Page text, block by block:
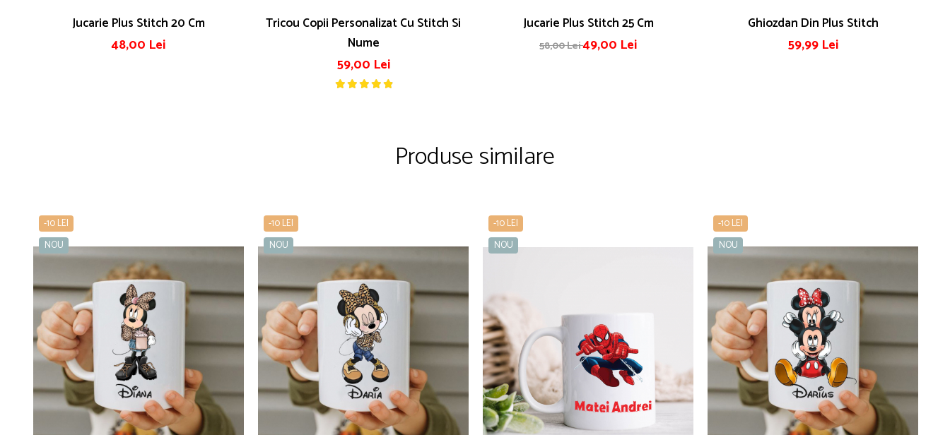
Jucarie Plus Stitch 20 Cm
48,00 Lei
Tricou Copii Personalizat Cu Stitch Si
Nume
59,00 Lei
Jucarie Plus Stitch 25 Cm
58,00 Lei49,00 Lei
Ghiozdan Din Plus Stitch
59,99 Lei
Produse similare
-10 LEI
NOU
-10 LEI
NOU
-10 LEI
NOU
-10 LEI
NOU